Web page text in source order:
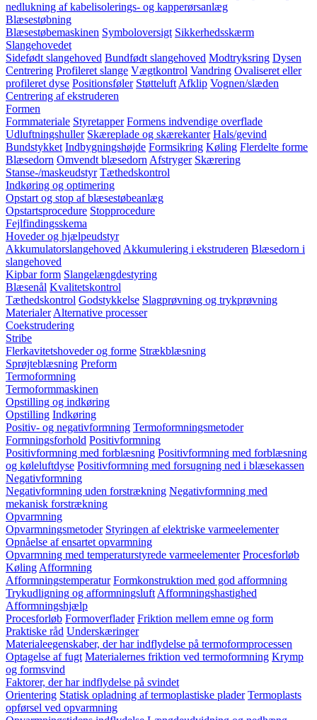
nedlukning af kabelisolerings- og kapperørsanlæg
Blæsestøbning
Blæsestøbemaskinen Symboloversigt Sikkerhedsskærm
Slangehovedet
Sidefødt slangehoved Bundfødt slangehoved Modtryksring Dysen
Centrering Profileret slange Vægtkontrol Vandring Ovaliseret eller
profileret dyse Positionsføler Støtteluft Afklip Vognen/slæden
Centrering af ekstruderen
Formen
Formmateriale Styretapper Formens indvendige overflade
Udluftningshuller Skæreplade og skærekanter Hals/gevind
Bundstykket Indbygningshøjde Formsikring Køling Flerdelte forme
Blæsedorn Omvendt blæsedorn Afstryger Skærering
Stanse-/maskeudstyr Tæthedskontrol
Indkøring og optimering
Opstart og stop af blæsestøbeanlæg
Opstartsprocedure Stopprocedure
Fejlfindingsskema
Hoveder og hjælpeudstyr
Akkumulatorslangehoved Akkumulering i ekstruderen Blæsedorn i
slangehoved
Kipbar form Slangelængdestyring
Blæsenål Kvalitetskontrol
Tæthedskontrol Godstykkelse Slagprøvning og trykprøvning
Materialer Alternative processer
Coekstrudering
Stribe
Flerkavitetshoveder og forme Strækblæsning
Sprøjteblæsning Preform
Termoformning
Termoformmaskinen
Opstilling og indkøring
Opstilling Indkøring
Positiv- og negativformning Termoformningsmetoder
Formningsforhold Positivformning
Positivformning med forblæsning Positivformning med forblæsning
og køleluftdyse Positivformning med forsugning ned i blæsekassen
Negativformning
Negativformning uden forstrækning Negativformning med
mekanisk forstrækning
Opvarmning
Opvarmningsmetoder Styringen af elektriske varmeelementer
Opnåelse af ensartet opvarmning
Opvarmning med temperaturstyrede varmeelementer Procesforløb
Køling Afformning
Afformningstemperatur Formkonstruktion med god afformning
Trykudligning og afformningsluft Afformningshastighed
Afformningshjælp
Procesforløb Formoverflader Friktion mellem emne og form
Praktiske råd Underskæringer
Materialeegenskaber, der har indflydelse på termoformprocessen
Optagelse af fugt Materialernes friktion ved termoformning Krymp
og formsvind
Faktorer, der har indflydelse på svindet
Orientering Statisk opladning af termoplastiske plader Termoplasts
opførsel ved opvarmning